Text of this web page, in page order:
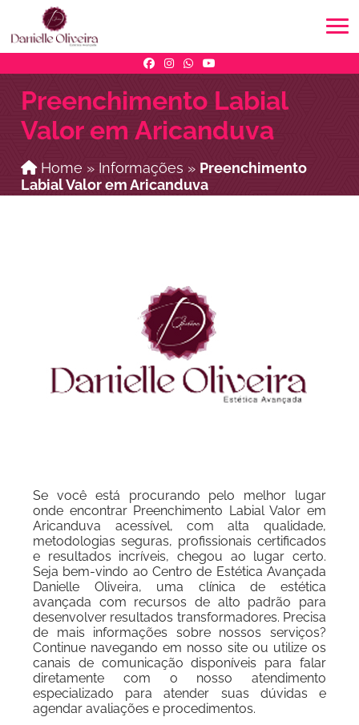
Preenchimento Labial
Valor em Aricanduva
Home » Informações » Preenchimento
Labial Valor em Aricanduva
Se você está procurando pelo melhor lugar
onde encontrar Preenchimento Labial Valor em
Aricanduva acessível, com alta qualidade,
metodologias seguras, profissionais certificados
e resultados incríveis, chegou ao lugar certo.
Seja bem-vindo ao Centro de Estética Avançada
Danielle Oliveira, uma clínica de estética
avançada com recursos de alto padrão para
desenvolver resultados transformadores. Precisa
de mais informações sobre nossos serviços?
Continue navegando em nosso site ou utilize os
canais de comunicação disponíveis para falar
diretamente com o nosso atendimento
especializado para atender suas dúvidas e
agendar avaliações e procedimentos.